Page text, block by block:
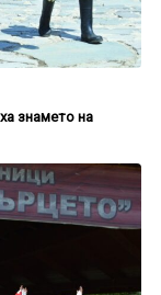
знамето на